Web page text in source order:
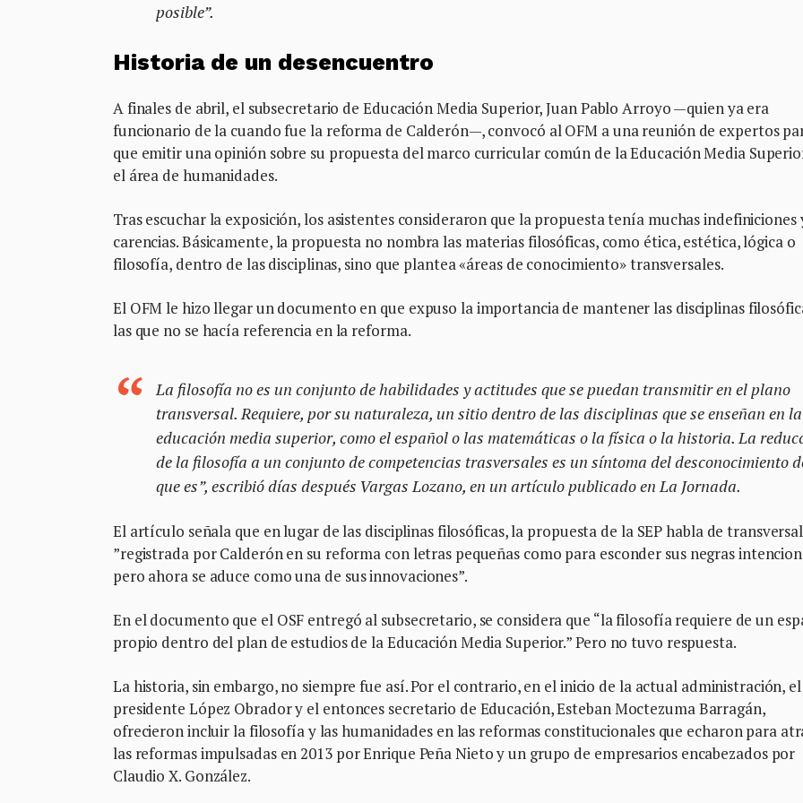
posible”.
Historia de un desencuentro
A finales de abril, el subsecretario de Educación Media Superior, Juan Pablo Arroyo —quien ya era
funcionario de la cuando fue la reforma de Calderón—, convocó al OFM a una reunión de expertos
que emitir una opinión sobre su propuesta del marco curricular común de la Educación Media
el área de humanidades.
Tras escuchar la exposición, los asistentes consideraron que la propuesta tenía muchas indefiniciones
carencias. Básicamente, la propuesta no nombra las materias filosóficas, como ética, estética, lógica o
filosofía, dentro de las disciplinas, sino que plantea «áreas de conocimiento» transversales.
El OFM le hizo llegar un documento en que expuso la importancia de mantener las disciplinas
las que no se hacía referencia en la reforma.
La filosofía no es un conjunto de habilidades y actitudes que se puedan transmitir en el plano
transversal. Requiere, por su naturaleza, un sitio dentro de las disciplinas que se enseñan en la
educación media superior, como el español o las matemáticas o la física o la historia. La
de la filosofía a un conjunto de competencias trasversales es un síntoma del desconocimiento
que es”, escribió días después Vargas Lozano, en un artículo publicado en La Jornada.
El artículo señala que en lugar de las disciplinas filosóficas, la propuesta de la SEP habla de
”registrada por Calderón en su reforma con letras pequeñas como para esconder sus negras
pero ahora se aduce como una de sus innovaciones”.
En el documento que el OSF entregó al subsecretario, se considera que la filosofía requiere de un
propio dentro del plan de estudios de la Educación Media Superior. Pero no tuvo respuesta.
La historia, sin embargo, no siempre fue así. Por el contrario, en el inicio de la actual administración, el
presidente López Obrador y el entonces secretario de Educación, Esteban Moctezuma Barragán,
ofrecieron incluir la filosofía y las humanidades en las reformas constitucionales que echaron para
las reformas impulsadas en 2013 por Enrique Peña Nieto y un grupo de empresarios encabezados por
Claudio X. González.